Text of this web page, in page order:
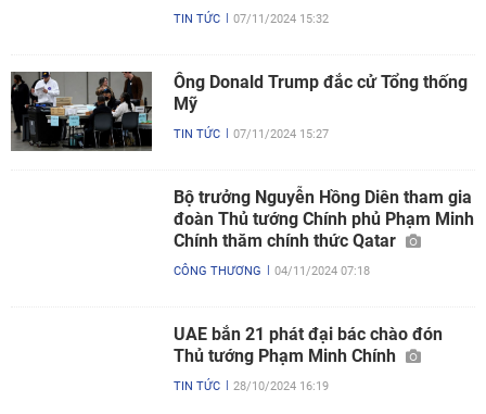
TIN TỨC 07/11/2024 15:32
Ông Donald Trump đắc cử Tổng thống
Mỹ
TIN TỨC 07/11/2024 15:27
Bộ trưởng Nguyễn Hồng Diên tham gia
đoàn Thủ tướng Chính phủ Phạm Minh
Chính thăm chính thức Qatar
CÔNG THƯƠNG 04/11/2024 07:18
UAE bắn 21 phát đại bác chào đón
Thủ tướng Phạm Minh Chính
TIN TỨC 28/10/2024 16:19